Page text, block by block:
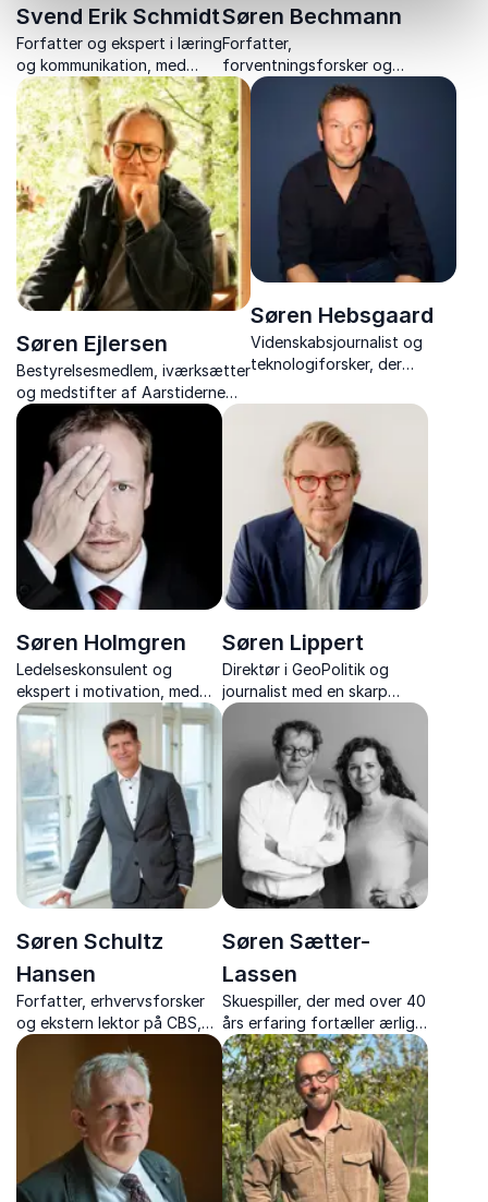
Svend Erik Schmidt
Forfatter og ekspert i læring
og kommunikation, med
fokus på
motivationspædagogik og
praksisnær undervisning.
Søren Bechmann
Forfatter,
forventningsforsker og
foredragsholder viser
hvordan forventninger
styrker relationer, trivsel og
handlekraft.
Søren Ejlersen
Bestyrelsesmedlem, iværksætter
og medstifter af Aarstiderne
med bæredygtige visioner og
fokus på klima, fællesskab og
samfund
Søren Hebsgaard
Videnskabsjournalist og
teknologiforsker, der
med humor og indsigt i
vores digitale liv og vaner.
Søren Holmgren
Ledelseskonsulent og
ekspert i motivation, med
foredrag der inkluderer
humor og indsigt om
motivation, ledelse og
personlig udvikling.
Søren Lippert
Direktør i GeoPolitik og
journalist med en skarp
stemme i debatten om
demokratiets fremtid.
Søren Schultz
Hansen
Forfatter, erhvervsforsker
og ekstern lektor på CBS,
der leverer foredrag om
unge, digitalisering og
Søren Sætter-
Lassen
Skuespiller, der med over 40
års erfaring fortæller ærligt
om livet fra scenerne, og
giver et unikt indblik bag
kulissen.